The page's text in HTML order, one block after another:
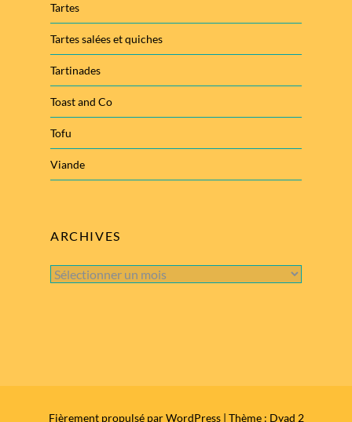
Tartes
Tartes salées et quiches
Tartinades
Toast and Co
Tofu
Viande
ARCHIVES
Archives
Fièrement propulsé par WordPress | Thème : Dyad 2